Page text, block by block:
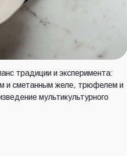
традиции и эксперимента:
и сметанным желе, трюфелем и
мультикультурного